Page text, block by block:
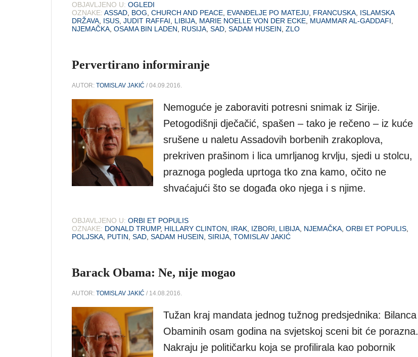
OBJAVLJENO U: OGLEDI
OZNAKE: ASSAD BOG CHURCH AND PEACE EVANĐELJE PO MATEJU FRANCUSKA ISLAMSKA
DRŽAVA ISUS JUDIT RAFFAI LIBIJA MARIE NOELLE VON DER ECKE MUAMMAR AL-GADDAFI
NJEMAČKA OSAMA BIN LADEN RUSIJA SAD SADAM HUSEIN ZLO
Pervertirano informiranje
AUTOR: TOMISLAV JAKIĆ / 04.09.2016.
Nemoguće je zaboraviti potresni snimak iz Sirije.
Petogodišnji dječačić, spašen – tako je rečeno – iz kuće
srušene u naletu Assadovih borbenih zrakoplova,
prekriven prašinom i lica umrljanog krvlju, sjedi u stolcu,
praznoga pogleda uprtoga tko zna kamo, očito ne
shvaćajući što se događa oko njega i s njime.
OBJAVLJENO U: ORBI ET POPULIS
OZNAKE: DONALD TRUMP, HILLARY CLINTON IRAK IZBORI LIBIJA NJEMAČKA ORBI ET POPULIS
POLJSKA PUTIN SAD SADAM HUSEIN SIRIJA TOMISLAV JAKIĆ
Barack Obama: Ne, nije mogao
AUTOR: TOMISLAV JAKIĆ / 14.08.2016.
Tužan kraj mandata jednog tužnog predsjednika: Bilanca
Obaminih osam godina na svjetskoj sceni bit će porazna.
Nakraju je političarku koja se profilirala kao pobornik